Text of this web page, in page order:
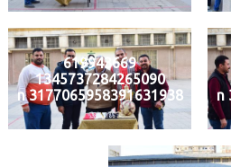
619943669
1345737284265090
3177065958391631938 n